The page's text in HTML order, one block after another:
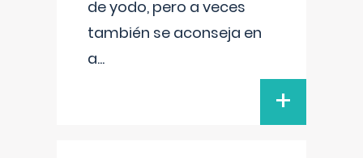
de yodo, pero a veces
también se aconseja en
a...
+